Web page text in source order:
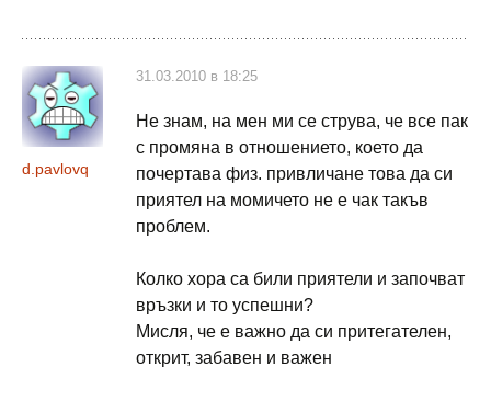
d.pavlovq
31.03.2010 в 18:25
Не знам, на мен ми се струва, че все пак
с промяна в отношението, което да
почертава физ. привличане това да си
приятел на момичето не е чак такъв
проблем.
Колко хора са били приятели и започват
връзки и то успешни?
Мисля, че е важно да си притегателен,
открит, забавен и важен